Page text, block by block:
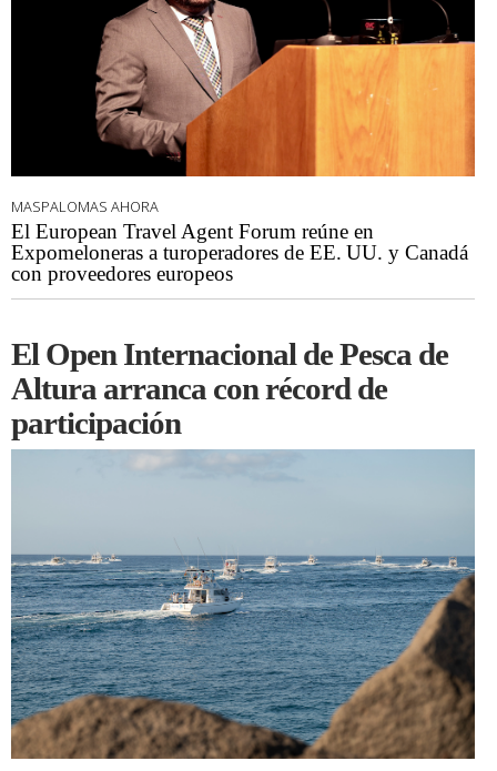
MASPALOMAS AHORA
El European Travel Agent Forum reúne en
Expomeloneras a turoperadores de EE. UU. y Canadá
con proveedores europeos
El Open Internacional de Pesca de
Altura arranca con récord de
participación